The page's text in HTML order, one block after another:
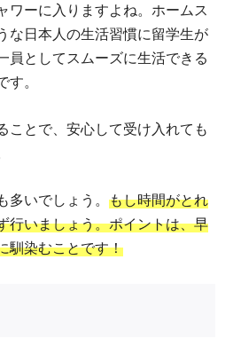
ワーに入りますよね。ホームス
な日本人の生活習慣に留学生が
員としてスムーズに生活できる
。
ことで、安心して受け入れても
いでしょう。 もし時間がとれ
行いましょう。ポイントは、早
馴染むことです！